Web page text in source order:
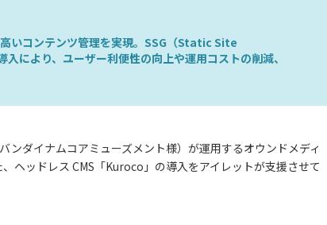
いコンテンツ管理を実現。SSG（Static Site
により、ユーザー利便性の向上や運用コストの削減、
ダイナムコアミューズメント様）が運用するオウンドメディ
ヘッドレス CMS「Kuroco」の導入をアイレットが支援させて